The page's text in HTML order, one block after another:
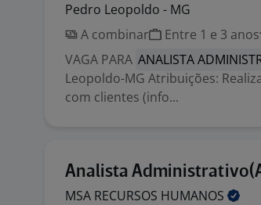
Pedro Leopoldo - MG
A combinar
Entre 1 e 3 anos
VAGA PARA ANALISTA
Leopoldo-MG Atribuições:
com clientes (info...
Analista
MSA RECURSOS HUMANOS